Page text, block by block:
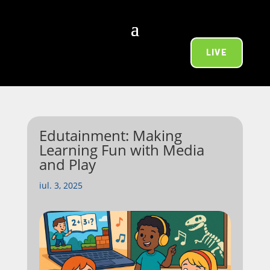
LIVE
Edutainment: Making
Learning Fun with Media
and Play
iul. 3, 2025